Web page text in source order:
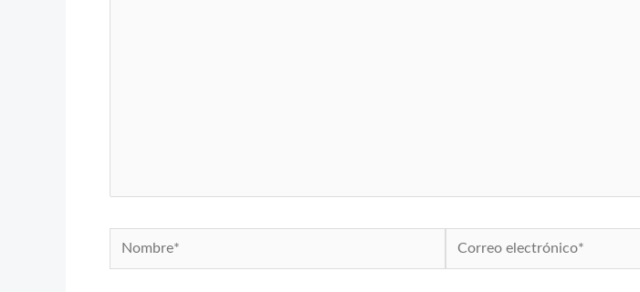
Nombre*
Correo
electrónico*